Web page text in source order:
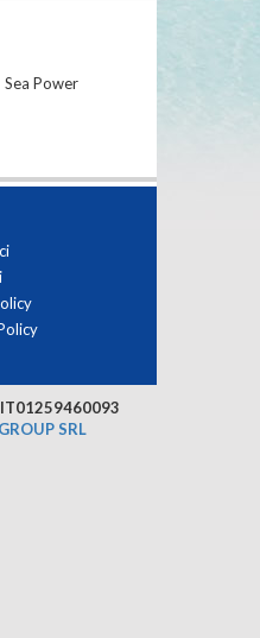
Sea Power
IT01259460093
SRL